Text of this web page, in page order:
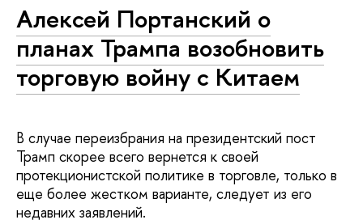
Алексей Портанский о
планах Трампа возобновить
торговую войну с Китаем
В случае переизбрания на президентский пост
Трамп скорее всего вернется к своей
протекционистской политике в торговле, только в
еще более жестком варианте, следует из его
недавних заявлений.